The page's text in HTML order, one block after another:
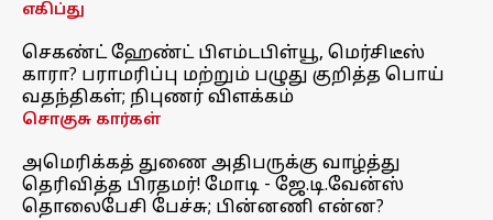
எகிப்து
செகண்ட் ஹேண்ட் பிஎம்டபிள்யூ, மெர்சிடீஸ்
காரா? பராமரிப்பு மற்றும் பழுது குறித்த பொய்
வதந்திகள்; நிபுணர் விளக்கம்
சொகுசு கார்கள்
அமெரிக்கத் துணை அதிபருக்கு வாழ்த்து
தெரிவித்த பிரதமர்! மோடி - ஜே.டி.வேன்ஸ்
தொலைபேசி பேச்சு; பின்னணி என்ன?